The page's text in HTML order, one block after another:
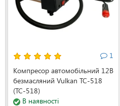
1
Компресор автомобільний 12В
безмасляний Vulkan TC-518
(TC-518)
В наявності